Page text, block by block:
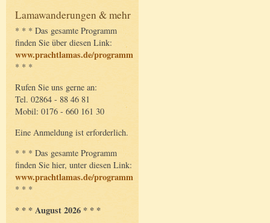
Lamawanderungen & mehr
* * * Das gesamte Programm
finden Sie über diesen Link:
www.prachtlamas.de/programm
* * *
Rufen Sie uns gerne an:
Tel. 02864 - 88 46 81
Mobil: 0176 - 660 161 30
Eine Anmeldung ist erforderlich.
* * * Das gesamte Programm
finden Sie hier, unter diesen Link:
www.prachtlamas.de/programm
* * *
* * * August 2026 * * *